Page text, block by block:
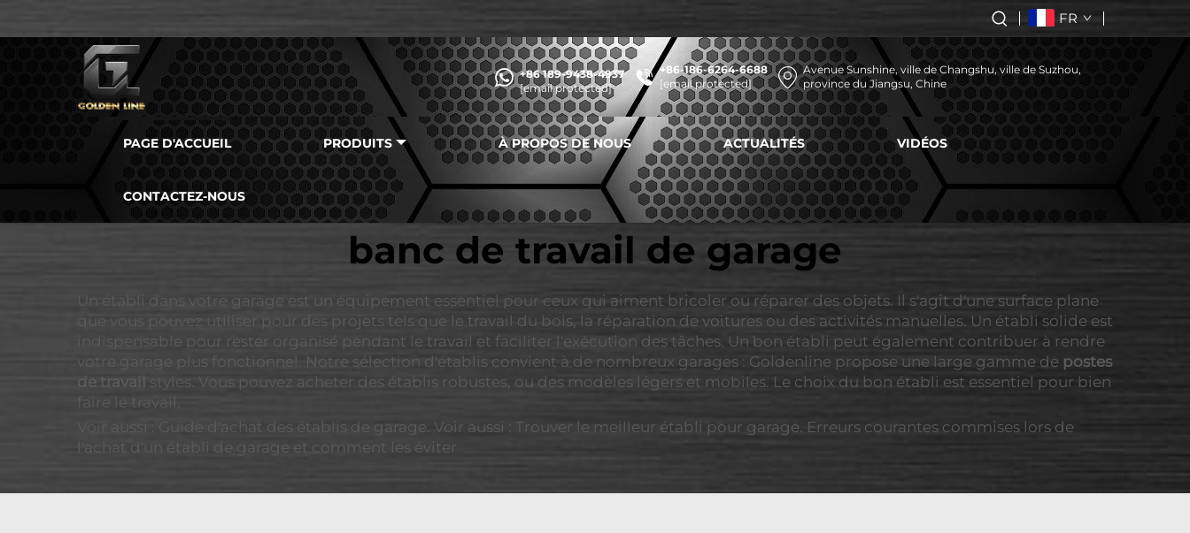
FR
+86 189-9438-4937
[email protected]
+86-186-6264-6688
[email protected]
Avenue Sunshine, ville de Changshu, ville de Suzhou,
province du Jiangsu, Chine
PAGE D'ACCUEIL PRODUITS À PROPOS DE NOUS ACTUALITÉS VIDÉOS
CONTACTEZ-NOUS
banc de travail de garage
Un établi dans votre garage est un équipement essentiel pour ceux qui aiment bricoler ou réparer des objets. Il s'agit d'une surface plane
que vous pouvez utiliser pour des projets tels que le travail du bois, la réparation de voitures ou des activités manuelles. Un établi solide est
indispensable pour rester organisé pendant le travail et faciliter l'exécution des tâches. Un bon établi peut également contribuer à rendre
votre garage plus fonctionnel. Notre sélection d'établis convient à de nombreux garages : Goldenline propose une large gamme de postes
de travail styles. Vous pouvez acheter des établis robustes, ou des modèles légers et mobiles. Le choix du bon établi est essentiel pour bien
faire le travail.
Voir aussi : Guide d'achat des établis de garage. Voir aussi : Trouver le meilleur établi pour garage. Erreurs courantes commises lors de
l'achat d'un établi de garage et comment les éviter